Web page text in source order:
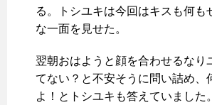
る。トシユキは今回はキスも何も
な一面を見せた。
翌朝おはようと顔を合わせるなり
てない？と不安そうに問い詰め、
よ！とトシユキも答えていました。